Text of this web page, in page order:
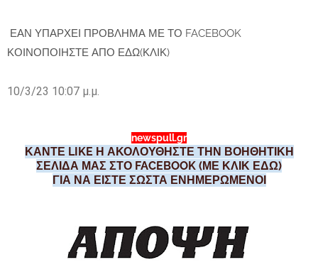
ΕΑΝ ΥΠΑΡΧΕΙ ΠΡΟΒΛΗΜΑ ΜΕ ΤΟ FACEBOOK
ΚΟΙΝΟΠΟΙΗΣΤΕ ΑΠΟ ΕΔΩ(ΚΛΙΚ)
10/3/23 10:07 μ.μ.
newspull.gr
ΚΑΝΤΕ LIKE Η ΑΚΟΛΟΥΘΗΣΤΕ ΤΗΝ ΒΟΗΘΗΤΙΚΗ
ΣΕΛΙΔΑ ΜΑΣ ΣΤΟ FACEBOOK (ΜΕ ΚΛΙΚ ΕΔΩ)
ΓΙΑ ΝΑ ΕΙΣΤΕ ΣΩΣΤΑ ΕΝΗΜΕΡΩΜΕΝΟΙ